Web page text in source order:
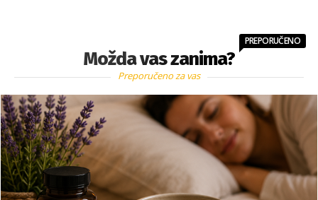
Možda vas zanima?
PREPORUČENO
Preporučeno za vas